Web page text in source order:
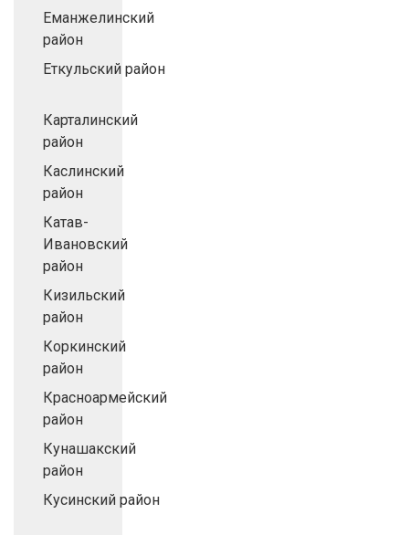
Еманжелинский
район
Еткульский район
Карталинский
район
Каслинский
район
Катав-
Ивановский
район
Кизильский
район
Коркинский
район
Красноармейский
район
Кунашакский
район
Кусинский район